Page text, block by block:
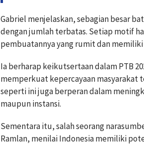
Gabriel menjelaskan, sebagian besar
dengan jumlah terbatas. Setiap motif
pembuatannya yang rumit dan
Ia berharap keikutsertaan dalam PTB
memperkuat kepercayaan masyarakat
seperti ini juga berperan dalam
maupun instansi.
Sementara itu, salah seorang
Ramlan, menilai Indonesia memiliki